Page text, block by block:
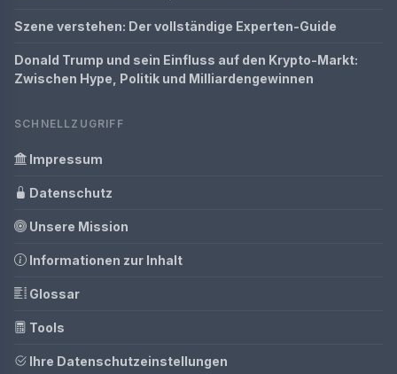
Szene verstehen: Der vollständige Experten-Guide
Donald Trump und sein Einfluss auf den Krypto-Markt:
Zwischen Hype, Politik und Milliardengewinnen
SCHNELLZUGRIFF
Impressum
Datenschutz
Unsere Mission
Informationen zur Inhalt
Glossar
Tools
Ihre Datenschutzeinstellungen